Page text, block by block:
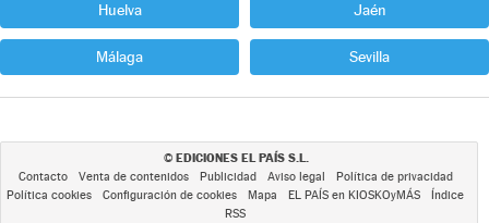
Huelva Jaén
Málaga Sevilla
© EDICIONES EL PAÍS S.L.
Contacto Venta de contenidos Publicidad Aviso legal
Política de privacidad
Política cookies
Configuración de cookies Mapa EL PAÍS en KIOSKOyMÁS
Índice
RSS